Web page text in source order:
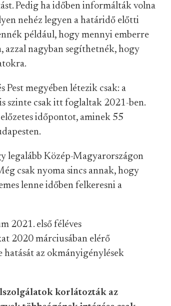
Pedig ha időben informálták volna
nehéz legyen a határidő előtti
például, hogy mennyi emberre
azzal nagyban segíthetnék, hogy
Pest megyében létezik csak: a
szinte csak itt foglaltak 2021-ben.
időpontot, aminek 55
legalább Közép-Magyarországon
csak nyoma sincs annak, hogy
lenne időben felkeresni a
2021. első féléves
2020 márciusában elérő
az okmányigénylések
korlátozták az